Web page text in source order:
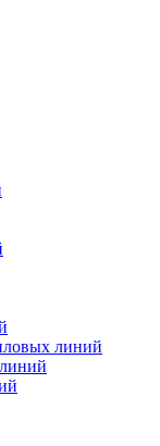
линий